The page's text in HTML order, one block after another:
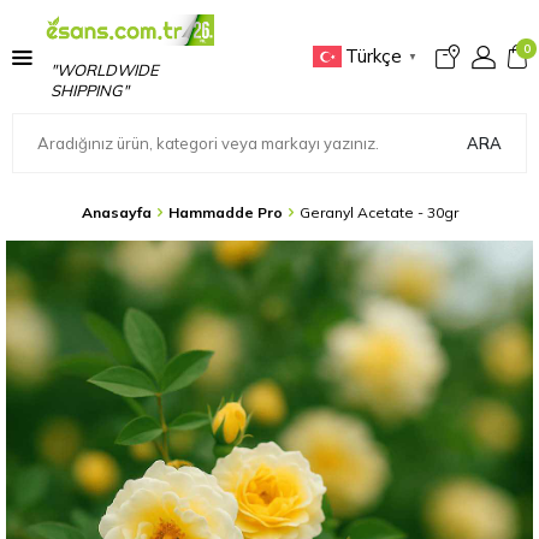
"WORLDWIDE
SHIPPING"
Türkçe ▼
0
ARA
Anasayfa Hammadde Pro Geranyl Acetate - 30gr